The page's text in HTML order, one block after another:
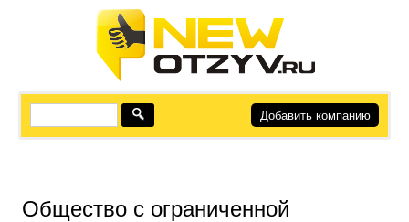
Добавить компанию
Общество с ограниченной